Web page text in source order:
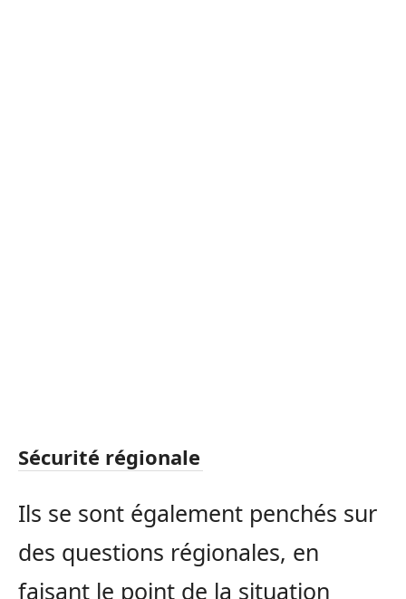
Sécurité régionale
Ils se sont également penchés sur
des questions régionales, en
faisant le point de la situation